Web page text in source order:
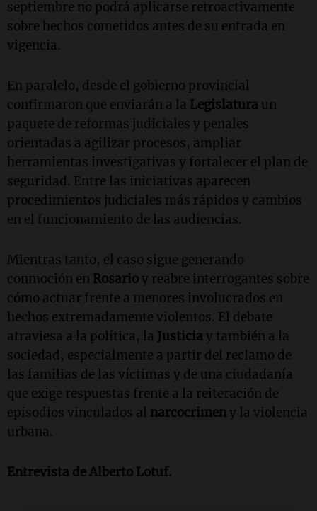
septiembre no podrá aplicarse retroactivamente
sobre hechos cometidos antes de su entrada en
vigencia.
En paralelo, desde el gobierno provincial
confirmaron que enviarán a la Legislatura un
paquete de reformas judiciales y penales
orientadas a agilizar procesos, ampliar
herramientas investigativas y fortalecer el plan de
seguridad. Entre las iniciativas aparecen
procedimientos judiciales más rápidos y cambios
en el funcionamiento de las audiencias.
Mientras tanto, el caso sigue generando
conmoción en Rosarioy reabre interrogantes sobre
cómo actuar frente a menores involucrados en
hechos extremadamente violentos. El debate
atraviesa a la política, la Justicia y también a la
sociedad, especialmente a partir del reclamo de
las familias de las víctimas y de una ciudadanía
que exige respuestas frente a la reiteración de
episodios vinculados al narcocrimeny la violencia
urbana.
Entrevista de Alberto Lotuf.